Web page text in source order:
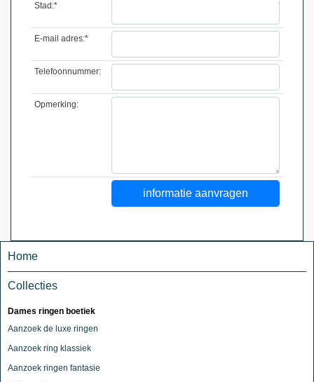
Stad:*
E-mail adres:*
Telefoonnummer:
Opmerking:
Home
Collecties
Dames ringen boetiek
Aanzoek de luxe ringen
Aanzoek ring klassiek
Aanzoek ringen fantasie